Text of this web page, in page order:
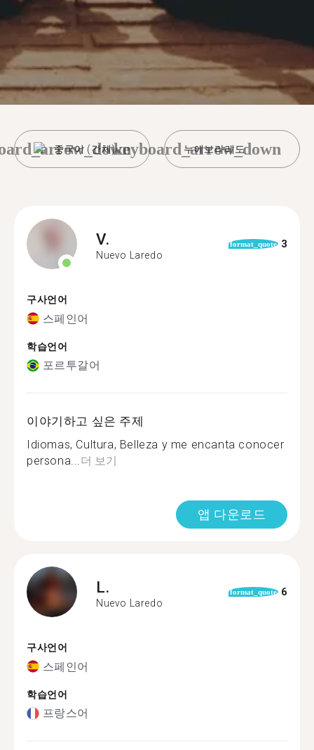
중국어 (간체) 누에보라레도
keyboard_arrow_down
V.
Nuevo Laredo
format_quote 3
구사언어
스페인어
학습언어
포르투갈어
이야기하고 싶은 주제
Idiomas, Cultura, Belleza y me encanta conocer
persona...더 보기
앱 다운로드
L.
Nuevo Laredo
format_quote 6
구사언어
스페인어
학습언어
프랑스어